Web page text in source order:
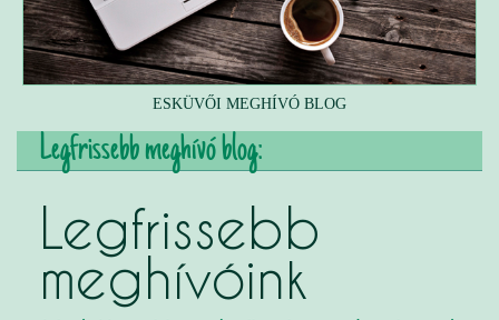
ESKÜVŐI MEGHÍVÓ BLOG
Legfrissebb meghívó blog:
Legfrissebb
meghívóink